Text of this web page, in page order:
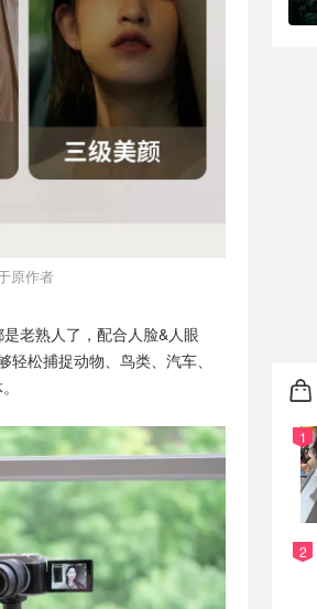
原作者
老熟人了，配合人脸&人眼
松捕捉动物、鸟类、汽车、